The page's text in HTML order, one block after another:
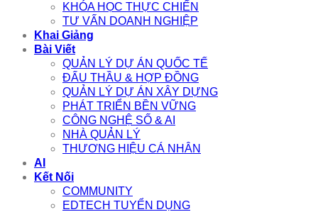
KHÓA HỌC THỰC CHIẾN
TƯ VẤN DOANH NGHIỆP
Khai Giảng
Bài Viết
QUẢN LÝ DỰ ÁN QUỐC TẾ
ĐẤU THẦU & HỢP ĐỒNG
QUẢN LÝ DỰ ÁN XÂY DỰNG
PHÁT TRIỂN BỀN VỮNG
CÔNG NGHỆ SỐ & AI
NHÀ QUẢN LÝ
THƯƠNG HIỆU CÁ NHÂN
AI
Kết Nối
COMMUNITY
EDTECH TUYỂN DỤNG